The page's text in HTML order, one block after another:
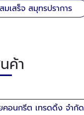
เสร็จ สมุทรปราการ
ค้า
คอนกรีต เทรดดิ้ง จำกัด